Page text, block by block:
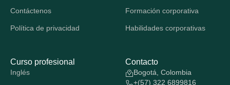
Contáctenos
Política de privacidad
Formación corporativa
Habilidades corporativas
Curso profesional
Inglés
Contacto
Bogotá, Colombia
+(57) 322 6899816